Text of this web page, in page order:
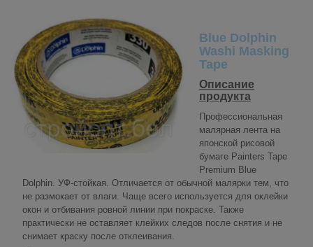
Blue Dolphin
Washi Masking
Tape
Описание
продукта
Профессиональная
малярная лента на
японской рисовой
бумаге Painters Tape
Premium Blue
Dolphin. УФ-стойкая. Отличается от обычной малярки тем, что
не размокает от влаги. Чаще всего используется для оклейки
окон и отбивания ровной линии при покраске. Также
практически не оставляет клейких следов после снятия и не
снимает краску после отклеивания.